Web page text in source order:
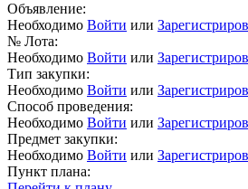
Объявление:
Необходимо Войти или
№ Лота:
Необходимо Войти или
Тип закупки:
Необходимо Войти или
Способ проведения:
Необходимо Войти или
Предмет закупки:
Необходимо Войти или
Пункт плана: